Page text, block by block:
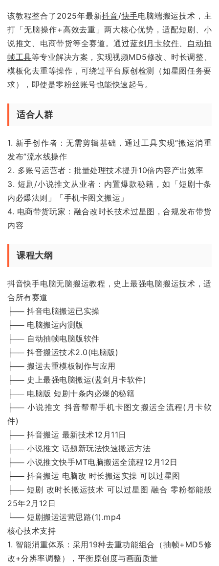
该教程整合了2025年最新抖音/快手电脑端搬运技术，主
打「无脑操作+高效去重」两大核心优势，适配短剧、小
说推文、电商带货等全赛道。通过蓝剑月卡软件
自动抽
帧工具等专业解决方案，实现视频MD5修改、时长调整、
模板化去重等操作，可绕过平台原创检测（如星图任务要
求），即使是零粉丝账号也能快速起号。
适合人群
1. 新手创作者：无需剪辑基础，通过工具实现“搬运消重
发布”流水线操作
2. 多账号运营者：批量处理技术提升10倍内容产出效率
3. 短剧/小说推文从业者：内置爆款秘籍，如「短剧十条
内必爆法则」「手机卡图文搬运」
4. 电商带货玩家：融合改时长技术过星图，合规发布带货
内容
课程大纲
抖音快手电脑无脑搬运教程，史上最强电脑搬运技术，适
合所有赛道
├── 抖音电脑搬运已实操
├── 电脑搬运内测版
├── 自动抽帧电脑版软件
├── 抖音搬运技术2.0(电脑版)
├── 搬运去重模板制作与应用
├── 史上最强电脑搬运(蓝剑月卡软件)
├── 电脑版 短剧十条内必爆的秘籍
├── 小说推文 抖音帮帮手机卡图文搬运全流程(月卡软
件)
├── 抖音搬运 最新技术12月11日
├── 小说推文 话题新玩法快速搬运方法
├── 小说推文快手MT电脑搬运全流程12月12日
├── 抖音搬运 电脑改 时长搬运实操 可以过星图
├── 短剧 改时长搬运技术 可以过星图 融合 零粉都能般
25年2月12日
└── 短剧搬运运营思路(1).mp4
核心技术支持
1. 智能消重体系：采用19种去重功能组合（抽帧+MD5修
改+分辨率调整），平衡原创度与画面质量